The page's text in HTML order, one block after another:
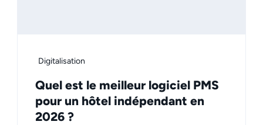
Digitalisation
Quel est le meilleur logiciel PMS
pour un hôtel indépendant en
2026 ?